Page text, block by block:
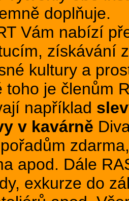
doplňuje.
nabízí
získávání
kultury a
toho je členům
například
v kavárně
apod. Dále
exkurze do